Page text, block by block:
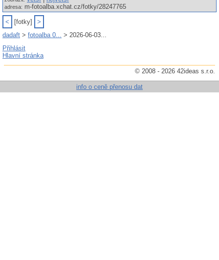
adresa: m-fotoalba.xchat.cz/fotky/28247765
< [fotky]
>
dadaft > fotoalba 0... > 2026-06-03...
Přihlásit
Hlavní stránka
© 2008 - 2026 42ideas s.r.o.
info o ceně přenosu dat